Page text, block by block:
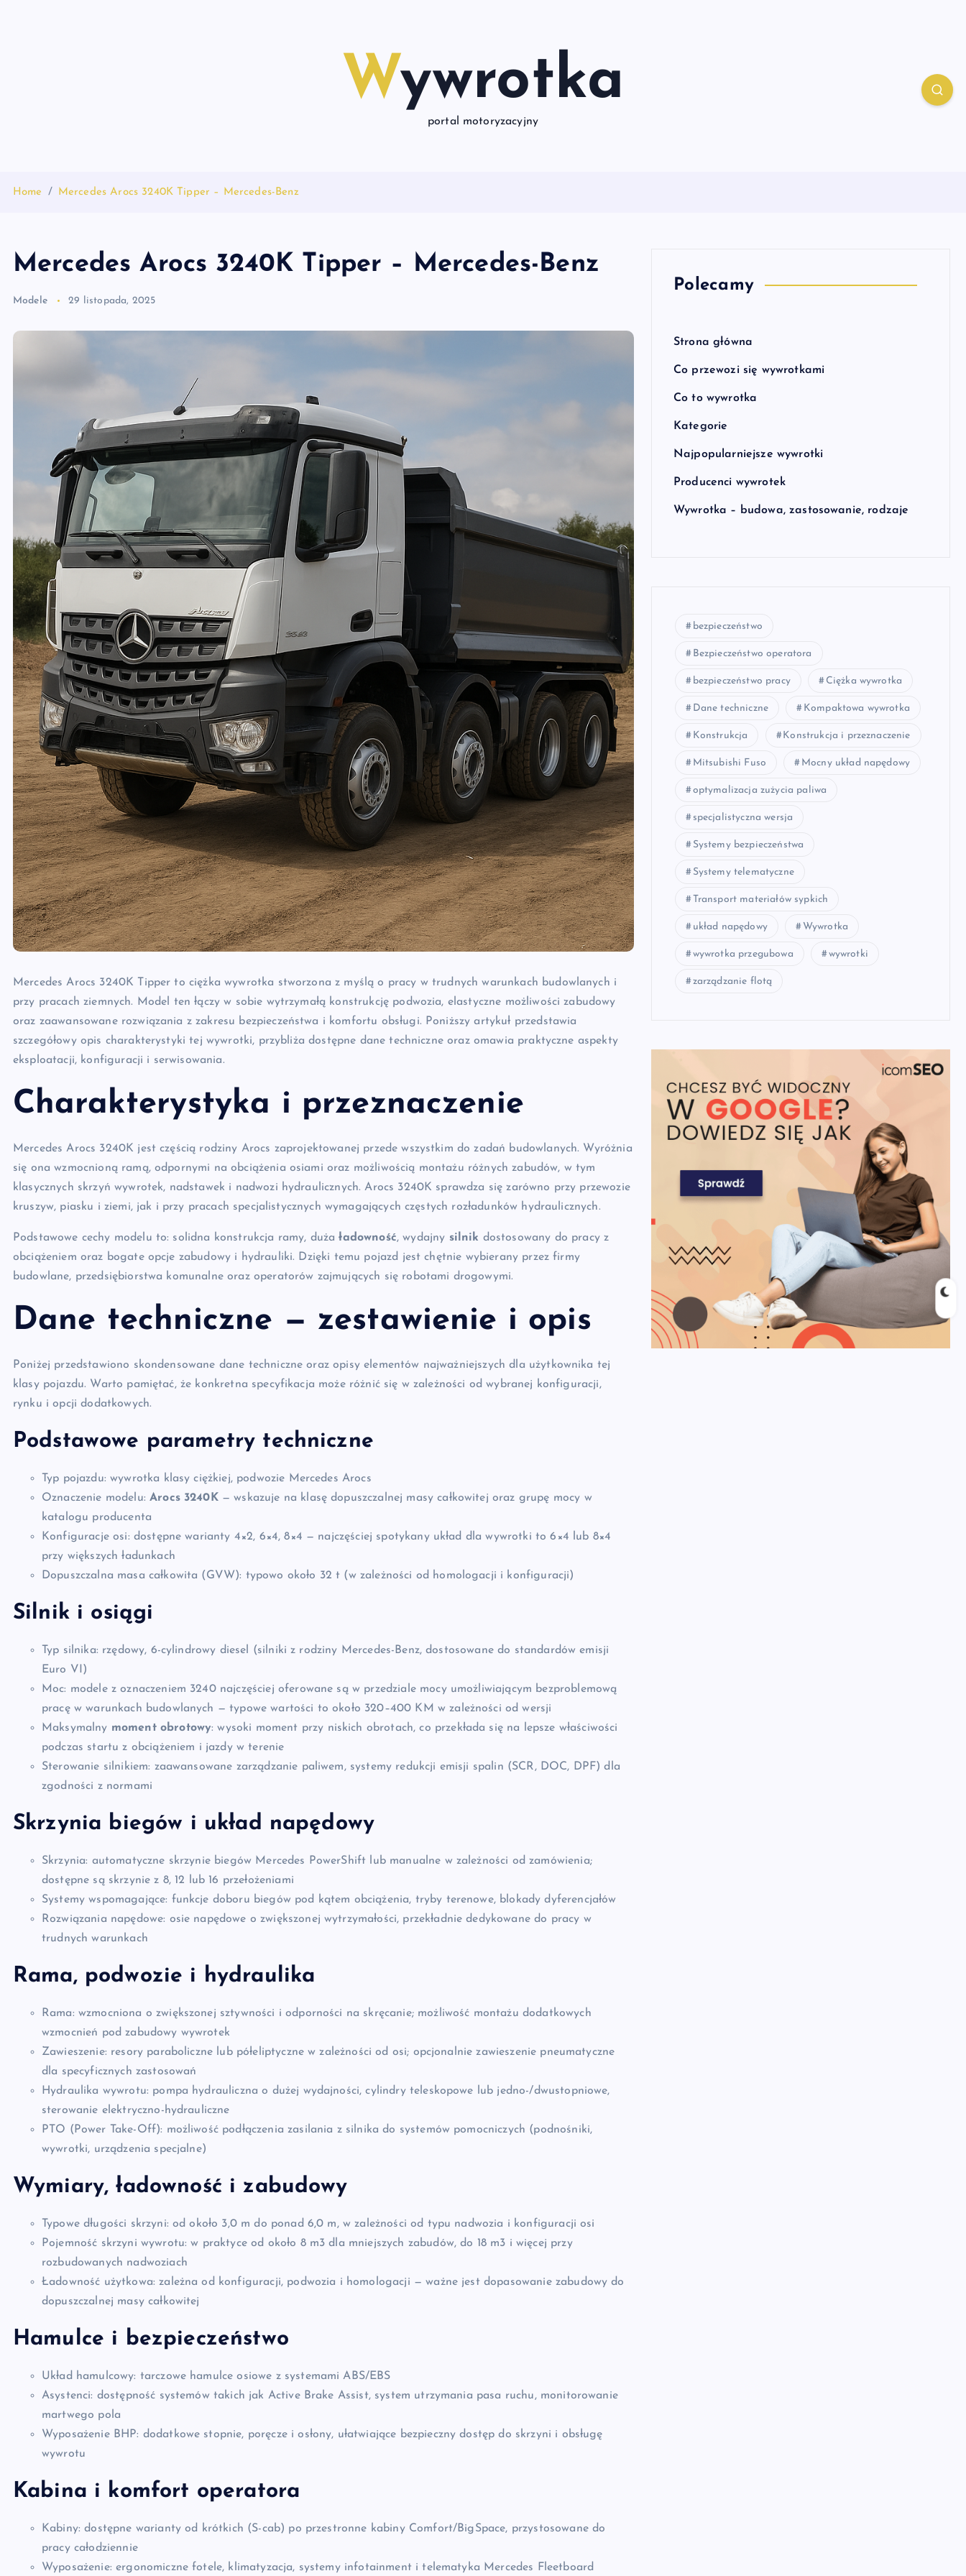
Wywrotka
portal motoryzacyjny
Home Mercedes Arocs 3240K Tipper – Mercedes-Benz
Mercedes Arocs 3240K Tipper – Mercedes-Benz
Modele 29 listopada, 2025
Mercedes Arocs 3240K Tipper to ciężka wywrotka stworzona z myślą o pracy w trudnych warunkach budowlanych i
przy pracach ziemnych. Model ten łączy w sobie wytrzymałą konstrukcję podwozia, elastyczne możliwości zabudowy
oraz zaawansowane rozwiązania z zakresu bezpieczeństwa i komfortu obsługi. Poniższy artykuł przedstawia
szczegółowy opis charakterystyki tej wywrotki, przybliża dostępne dane techniczne oraz omawia praktyczne aspekty
eksploatacji, konfiguracji i serwisowania.
Charakterystyka i przeznaczenie
Mercedes Arocs 3240K jest częścią rodziny Arocs zaprojektowanej przede wszystkim do zadań budowlanych. Wyróżnia
się ona wzmocnioną ramą, odpornymi na obciążenia osiami oraz możliwością montażu różnych zabudów, w tym
klasycznych skrzyń wywrotek, nadstawek i nadwozi hydraulicznych. Arocs 3240K sprawdza się zarówno przy przewozie
kruszyw, piasku i ziemi, jak i przy pracach specjalistycznych wymagających częstych rozładunków hydraulicznych.
Podstawowe cechy modelu to: solidna konstrukcja ramy, dużaładowność, wydajny silnik dostosowany do pracy z
obciążeniem oraz bogate opcje zabudowy i hydrauliki. Dzięki temu pojazd jest chętnie wybierany przez firmy
budowlane, przedsiębiorstwa komunalne oraz operatorów zajmujących się robotami drogowymi.
Dane techniczne — zestawienie i opis
Poniżej przedstawiono skondensowane dane techniczne oraz opisy elementów najważniejszych dla użytkownika tej
klasy pojazdu. Warto pamiętać, że konkretna specyfikacja może różnić się w zależności od wybranej konfiguracji,
rynku i opcji dodatkowych.
Podstawowe parametry techniczne
Typ pojazdu: wywrotka klasy ciężkiej, podwozie Mercedes Arocs
Oznaczenie modelu:Arocs 3240K— wskazuje na klasę dopuszczalnej masy całkowitej oraz grupę mocy w
katalogu producenta
Konfiguracje osi: dostępne warianty 4×2, 6×4, 8×4 — najczęściej spotykany układ dla wywrotki to 6×4 lub 8×4
przy większych ładunkach
Dopuszczalna masa całkowita (GVW): typowo około 32 t (w zależności od homologacji i konfiguracji)
Silnik i osiągi
Typ silnika: rzędowy, 6-cylindrowy diesel (silniki z rodziny Mercedes-Benz, dostosowane do standardów emisji
Euro VI)
Moc: modele z oznaczeniem 3240 najczęściej oferowane są w przedziale mocy umożliwiającym bezproblemową
pracę w warunkach budowlanych — typowe wartości to około 320–400 KM w zależności od wersji
Maksymalny moment obrotowy: wysoki moment przy niskich obrotach, co przekłada się na lepsze właściwości
podczas startu z obciążeniem i jazdy w terenie
Sterowanie silnikiem: zaawansowane zarządzanie paliwem, systemy redukcji emisji spalin (SCR, DOC, DPF) dla
zgodności z normami
Skrzynia biegów i układ napędowy
Skrzynia: automatyczne skrzynie biegów Mercedes PowerShift lub manualne w zależności od zamówienia;
dostępne są skrzynie z 8, 12 lub 16 przełożeniami
Systemy wspomagające: funkcje doboru biegów pod kątem obciążenia, tryby terenowe, blokady dyferencjałów
Rozwiązania napędowe: osie napędowe o zwiększonej wytrzymałości, przekładnie dedykowane do pracy w
trudnych warunkach
Rama, podwozie i hydraulika
Rama: wzmocniona o zwiększonej sztywności i odporności na skręcanie; możliwość montażu dodatkowych
wzmocnień pod zabudowy wywrotek
Zawieszenie: resory paraboliczne lub półeliptyczne w zależności od osi; opcjonalnie zawieszenie pneumatyczne
dla specyficznych zastosowań
Hydraulika wywrotu: pompa hydrauliczna o dużej wydajności, cylindry teleskopowe lub jedno-/dwustopniowe,
sterowanie elektryczno-hydrauliczne
PTO (Power Take-Off): możliwość podłączenia zasilania z silnika do systemów pomocniczych (podnośniki,
wywrotki, urządzenia specjalne)
Wymiary, ładowność i zabudowy
Typowe długości skrzyni: od około 3,0 m do ponad 6,0 m, w zależności od typu nadwozia i konfiguracji osi
Pojemność skrzyni wywrotu: w praktyce od około 8 m3 dla mniejszych zabudów, do 18 m3 i więcej przy
rozbudowanych nadwoziach
Ładowność użytkowa: zależna od konfiguracji, podwozia i homologacji — ważne jest dopasowanie zabudowy do
dopuszczalnej masy całkowitej
Hamulce i bezpieczeństwo
Układ hamulcowy: tarczowe hamulce osiowe z systemami ABS/EBS
Asystenci: dostępność systemów takich jak Active Brake Assist, system utrzymania pasa ruchu, monitorowanie
martwego pola
Wyposażenie BHP: dodatkowe stopnie, poręcze i osłony, ułatwiające bezpieczny dostęp do skrzyni i obsługę
wywrotu
Kabina i komfort operatora
Kabiny: dostępne warianty od krótkich (S-cab) po przestronne kabiny Comfort/BigSpace, przystosowane do
pracy całodziennie
Wyposażenie: ergonomiczne fotele, klimatyzacja, systemy infotainment i telematyka Mercedes Fleetboard
Polecamy
Strona główna
Co przewozi się wywrotkami
Co to wywrotka
Kategorie
Najpopularniejsze wywrotki
Producenci wywrotek
Wywrotka – budowa, zastosowanie, rodzaje
bezpieczeństwo
Bezpieczeństwo operatora
bezpieczeństwo pracy Ciężka wywrotka
Dane techniczne Kompaktowa wywrotka
Konstrukcja Konstrukcja i przeznaczenie
Mitsubishi Fuso Mocny układ napędowy
optymalizacja zużycia paliwa
specjalistyczna wersja
Systemy bezpieczeństwa
Systemy telematyczne
Transport materiałów sypkich
układ napędowy Wywrotka
wywrotka przegubowa wywrotki
zarządzanie flotą